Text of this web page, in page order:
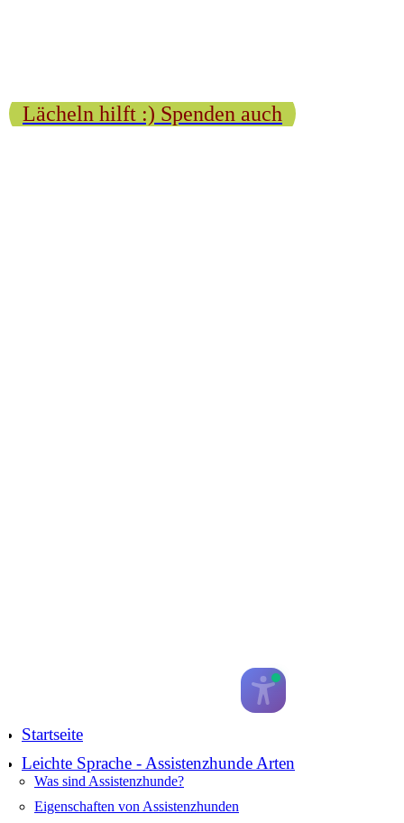
Lächeln hilft :) Spenden auch
Startseite
Leichte Sprache - Assistenzhunde Arten
Was sind Assistenzhunde?
Eigenschaften von Assistenzhunden